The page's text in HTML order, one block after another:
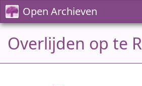
Open Archieven
Overlijden op te